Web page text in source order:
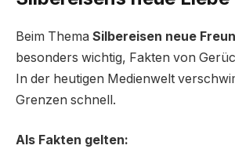
Beim Thema Silbereisen neue
besonders wichtig, Fakten von
In der heutigen Medienwelt
Grenzen schnell.
Als Fakten gelten: